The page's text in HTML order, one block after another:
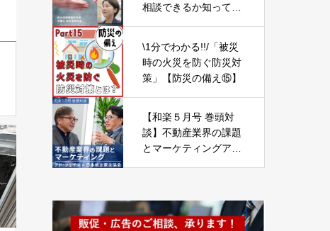
相談できるか知ってお
\1分でわかる!!/「被災
時の火災を防ぐ防災対
策」【防災の備え⑮】
【和楽５月号 巻頭対
談】不動産業界の課題
とマーケティングア